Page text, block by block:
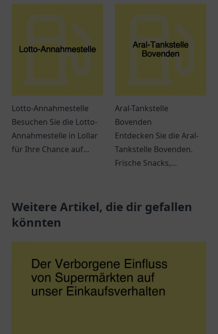
umweltbewusste
Lademöglichkeiten.
benutzerfreundliche
Ribnitz-Damgarten.
Lotto-Annahmestelle
Besuchen Sie die Lotto-
Annahmestelle in Lollar
für Ihre Chance auf
Träume.
Aral-Tankstelle
Bovenden
Entdecken Sie die Aral-
Tankstelle Bovenden.
Frische Snacks,
Reisende.
Weitere Artikel, die dir gefallen
könnten